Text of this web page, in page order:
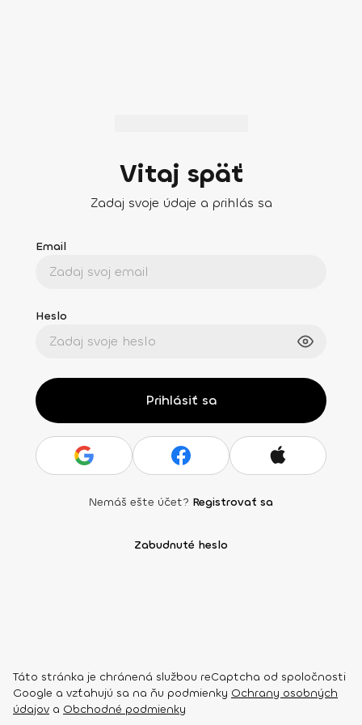
Vitaj späť
Zadaj svoje údaje a prihlás sa
Email
Heslo
Prihlásiť sa
Nemáš ešte účet? Registrovať sa
Zabudnuté heslo
Táto stránka je chránená službou reCaptcha od spoločnosti
Google a vzťahujú sa na ňu podmienky Ochrany osobných
údajov a Obchodné podmienky